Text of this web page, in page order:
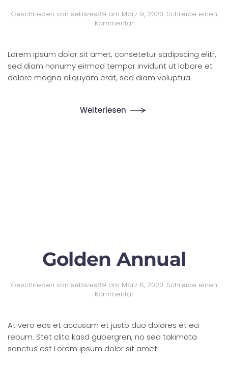
Geschrieben von sebwes89 am März 9, 2020. Schreibe einen
Kommentar
Lorem ipsum dolor sit amet, consetetur sadipscing elitr,
sed diam nonumy eirmod tempor invidunt ut labore et
dolore magna aliquyam erat, sed diam voluptua.
Weiterlesen
Golden Annual
Geschrieben von sebwes89 am März 8, 2020. Schreibe einen
Kommentar
At vero eos et accusam et justo duo dolores et ea
rebum. Stet clita kasd gubergren, no sea takimata
sanctus est Lorem ipsum dolor sit amet.